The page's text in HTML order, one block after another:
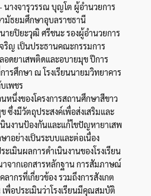
างจารุวรรณ บุญโต ผู้อำนวยการ
มัธยมศึกษาอุบลราชธานี
ายปิยะวุฒิ ศรีชนะ รองผู้อำนวยการ
ริญ เป็นประธานคณะกรรมการ
อดยาเสพติดและอบายมุข ปีการ
รศึกษา ณ โรงเรียนนายมวิทยาคาร
เพชร
หนึ่งของโครงการสถานศึกษาสีขาว
ซึ่งมีวัตถุประสงค์เพื่อส่งเสริมและ
นงานป้องกันและแก้ไขปัญหายาเสพ
อย่างเป็นระบบและต่อเนื่อง
เมินผลการดำเนินงานของโรงเรียน
จากเอกสารหลักฐาน การสัมภาษณ์
ากรที่เกี่ยวข้อง รวมถึงการสังเกต
พื่อประเมินว่าโรงเรียนมีคุณสมบัติ